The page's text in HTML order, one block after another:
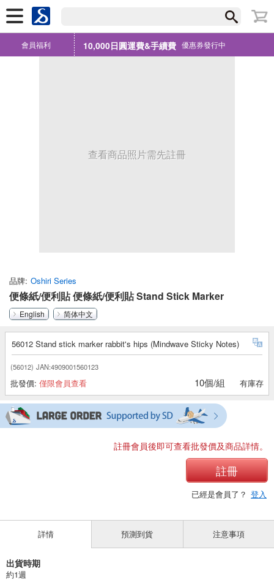
會員福利 10,000日圓運費&手續費 優惠券發行中
查看商品照片需先註冊
品牌 Oshiri Series
便條紙/便利貼 便條紙/便利貼 Stand Stick Marker
English 简体中文
56012 Stand stick marker rabbit's hips (Mindwave Sticky Notes)
(56012) JAN:4909001560123
批發價: 僅限會員查看 10個/組 有庫存
註冊會員後即可查看批發價及商品詳情。
註冊
已經是會員了？ 登入
詳情
出貨時期
約1週
預測到貨 注意事項